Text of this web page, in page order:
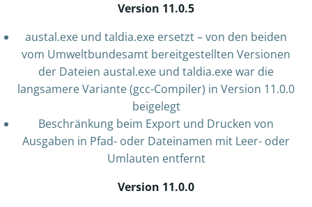
Version 11.0.5
austal.exe und taldia.exe ersetzt – von den beiden
vom Umweltbundesamt bereitgestellten Versionen
der Dateien austal.exe und taldia.exe war die
langsamere Variante (gcc-Compiler) in Version 11.0.0
beigelegt
Beschränkung beim Export und Drucken von
Ausgaben in Pfad- oder Dateinamen mit Leer- oder
Umlauten entfernt
Version 11.0.0